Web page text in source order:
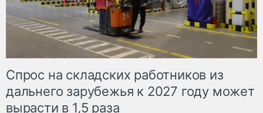
Спрос на складских работников из
дальнего зарубежья к 2027 году может
вырасти в 1,5 раза